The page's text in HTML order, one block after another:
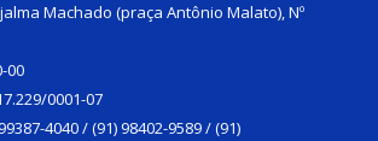
Machado (praça Antônio Malato), Nº
00
0001-07
4040 / (91) 98402-9589 / (91)